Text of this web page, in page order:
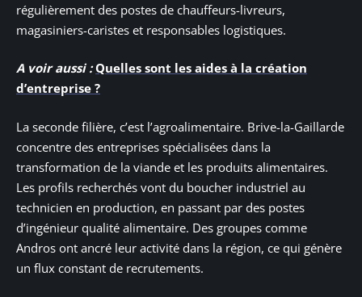
régulièrement des postes de chauffeurs-livreurs,
magasiniers-caristes et responsables logistiques.
A voir aussi : Quelles sont les aides à la création
d’entreprise ?
La seconde filière, c’est l’agroalimentaire. Brive-la-Gaillarde
concentre des entreprises spécialisées dans la
transformation de la viande et les produits alimentaires.
Les profils recherchés vont du boucher industriel au
technicien en production, en passant par des postes
d’ingénieur qualité alimentaire. Des groupes comme
Andros ont ancré leur activité dans la région, ce qui génère
un flux constant de recrutements.